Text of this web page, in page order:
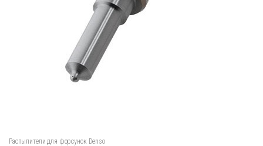
Распылители для форсунок Denso